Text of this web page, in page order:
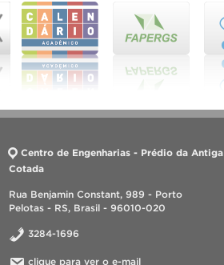
Centro de Engenharias - Prédio da Antiga
Cotada
Rua Benjamin Constant, 989 - Porto
Pelotas - RS, Brasil - 96010-020
3284-1696
clique para ver o e-mail